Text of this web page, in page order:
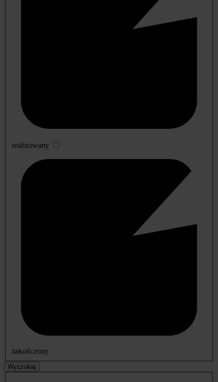
realizowany
zakończony
Wyszukaj